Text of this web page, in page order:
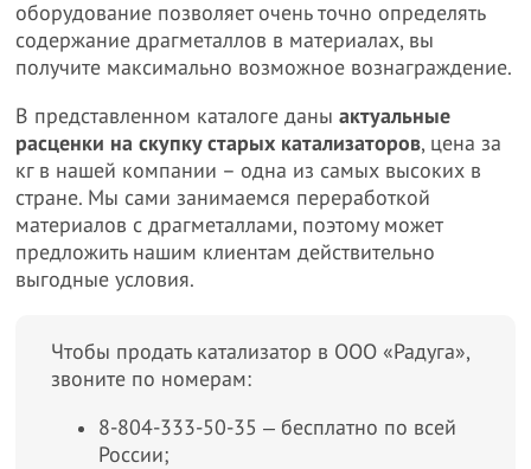
оборудование позволяет очень точно определять
содержание драгметаллов в материалах, вы
получите максимально возможное вознаграждение.
В представленном каталоге даныактуальные
расценки на скупку старых катализаторов, цена за
кг в нашей компании – одна из самых высоких в
стране. Мы сами занимаемся переработкой
материалов с драгметаллами, поэтому может
предложить нашим клиентам действительно
выгодные условия.
Чтобы продать катализатор в ООО «Радуга»,
звоните по номерам:
8-804-333-50-35 ‒ бесплатно по всей
России;